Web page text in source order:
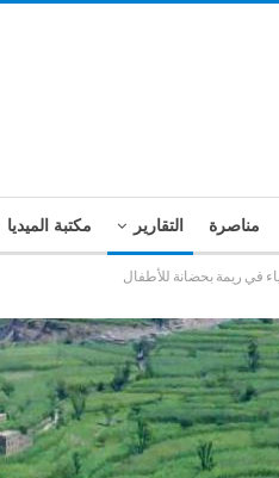
مناصرة التقارير مكتبة الميديا
في ريمة بحضانة للأطفال